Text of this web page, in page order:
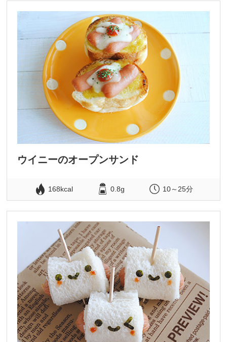
ウイニーのオープンサンド
168kcal 0.8g 10～25分